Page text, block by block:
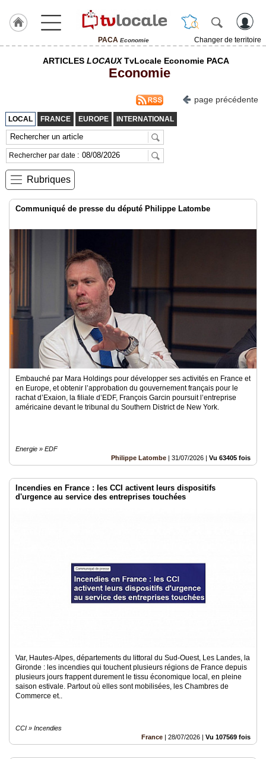
PACA Economie
Changer de territoire
TvLocale
France
RUBRIQUES
Vidéos
Médias
du
groupe
annuaire
Accès
éditeur
ARTICLES LOCAUXTvLocale Economie PACA
Economie
page précédente
LOCAL FRANCE EUROPE INTERNATIONAL
Rechercher par date :
Rubriques
Communiqué de presse du député Philippe Latombe
Embauché par Mara Holdings pour développer ses activités en France et
en Europe, et obtenir l’approbation du gouvernement français pour le
rachat d’Exaion, la filiale d’EDF, François Garcin poursuit l’entreprise
américaine devant le tribunal du Southern District de New York.
Energie » EDF
Philippe Latombe | 31/07/2026 | Vu 63405 fois
Incendies en France : les CCI activent leurs dispositifs
d'urgence au service des entreprises touchées
Var, Hautes-Alpes, départements du littoral du Sud-Ouest, Les Landes, la
Gironde : les incendies qui touchent plusieurs régions de France depuis
plusieurs jours frappent durement le tissu économique local, en pleine
saison estivale. Partout où elles sont mobilisées, les Chambres de
Commerce et..
CCI » Incendies
France | 28/07/2026 | Vu 107569 fois